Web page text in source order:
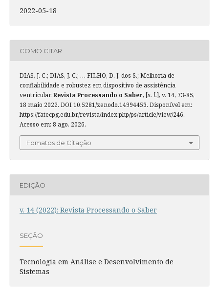
2022-05-18
COMO CITAR
DIAS, J. C.; DIAS, J. C.; … FILHO, D. J. dos S.; Melhoria de
confiabilidade e robustez em dispositivo de assistência
ventricular. Revista Processando o Saber, [s. l.], v. 14, 73-85,
18 maio 2022. DOI 10.5281/zenodo.14994453. Disponível em:
https://fatecpg.edu.br/revista/index.php/ps/article/view/246.
Acesso em: 8 ago. 2026.
Fomatos de Citação
EDIÇÃO
v. 14 (2022): Revista Processando o Saber
SEÇÃO
Tecnologia em Análise e Desenvolvimento de
Sistemas